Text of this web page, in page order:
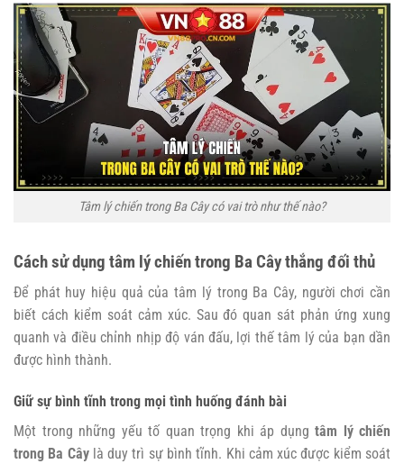
Tâm lý chiến trong Ba Cây có vai trò như thế nào?
Cách sử dụng tâm lý chiến trong Ba Cây thắng đối thủ
Để phát huy hiệu quả của tâm lý trong Ba Cây, người chơi cần
biết cách kiểm soát cảm xúc. Sau đó quan sát phản ứng xung
quanh và điều chỉnh nhịp độ ván đấu, lợi thế tâm lý của bạn dần
được hình thành.
Giữ sự bình tĩnh trong mọi tình huống đánh bài
Một trong những yếu tố quan trọng khi áp dụng tâm lý chiến
trong Ba Câylà duy trì sự bình tĩnh. Khi cảm xúc được kiểm soát